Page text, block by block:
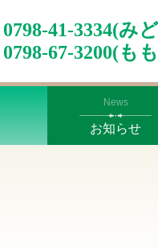
0798-41-3334(み
0798-67-3200(も
News
お知らせ